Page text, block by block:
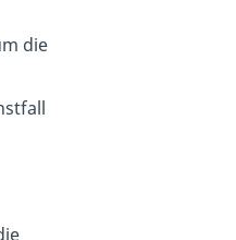
die